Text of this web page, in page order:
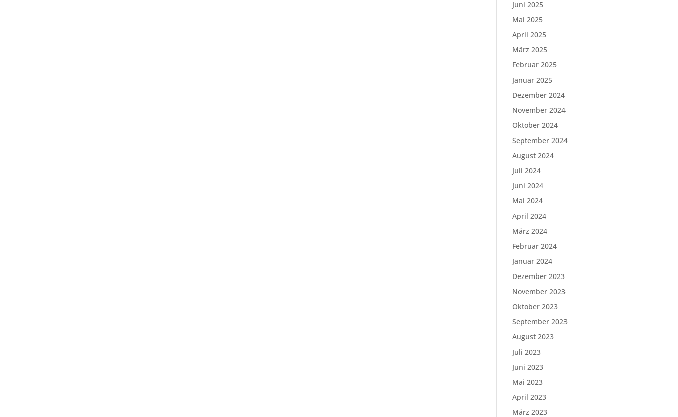
Juni 2025
Mai 2025
April 2025
März 2025
Februar 2025
Januar 2025
Dezember 2024
November 2024
Oktober 2024
September 2024
August 2024
Juli 2024
Juni 2024
Mai 2024
April 2024
März 2024
Februar 2024
Januar 2024
Dezember 2023
November 2023
Oktober 2023
September 2023
August 2023
Juli 2023
Juni 2023
Mai 2023
April 2023
März 2023